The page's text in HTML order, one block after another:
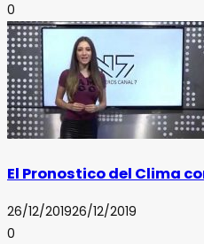
0
El Pronostico del Clima
26/12/201926/12/2019
0